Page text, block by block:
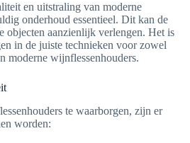
en uitstraling van moderne
onderhoud essentieel. Dit kan de
objecten aanzienlijk verlengen. Het is
in de juiste technieken voor zowel
moderne wijnflessenhouders.
te waarborgen, zijn er
worden: